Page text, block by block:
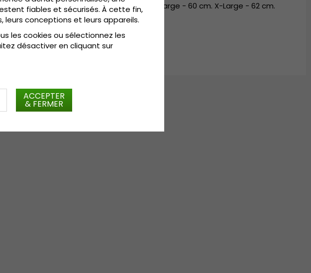
des tailles:Small - 56 cm. Medium - 58 cm. Large - 60 cm. X-Large - 62 cm.
fiables et sécurisés. À cette fin,
leurs conceptions et leurs appareils.
les cookies ou sélectionnez les
désactiver en cliquant sur
ACCEPTER
& FERMER